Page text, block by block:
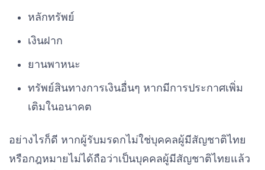
หลักทรัพย์
เงินฝาก
ยานพาหนะ
ทรัพย์สินทางการเงินอื่นๆ หากมีการประกาศเพิ่ม
เติมในอนาคต
อย่างไรก็ดี หากผู้รับมรดกไม่ใช่บุคคลผู้มีสัญชาติไทย
หรือกฎหมายไม่ได้ถือว่าเป็นบุคคลผู้มีสัญชาติไทยแล้ว